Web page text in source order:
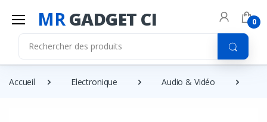
MRGADGET CI 0
Accueil Electronique Audio & Vidéo